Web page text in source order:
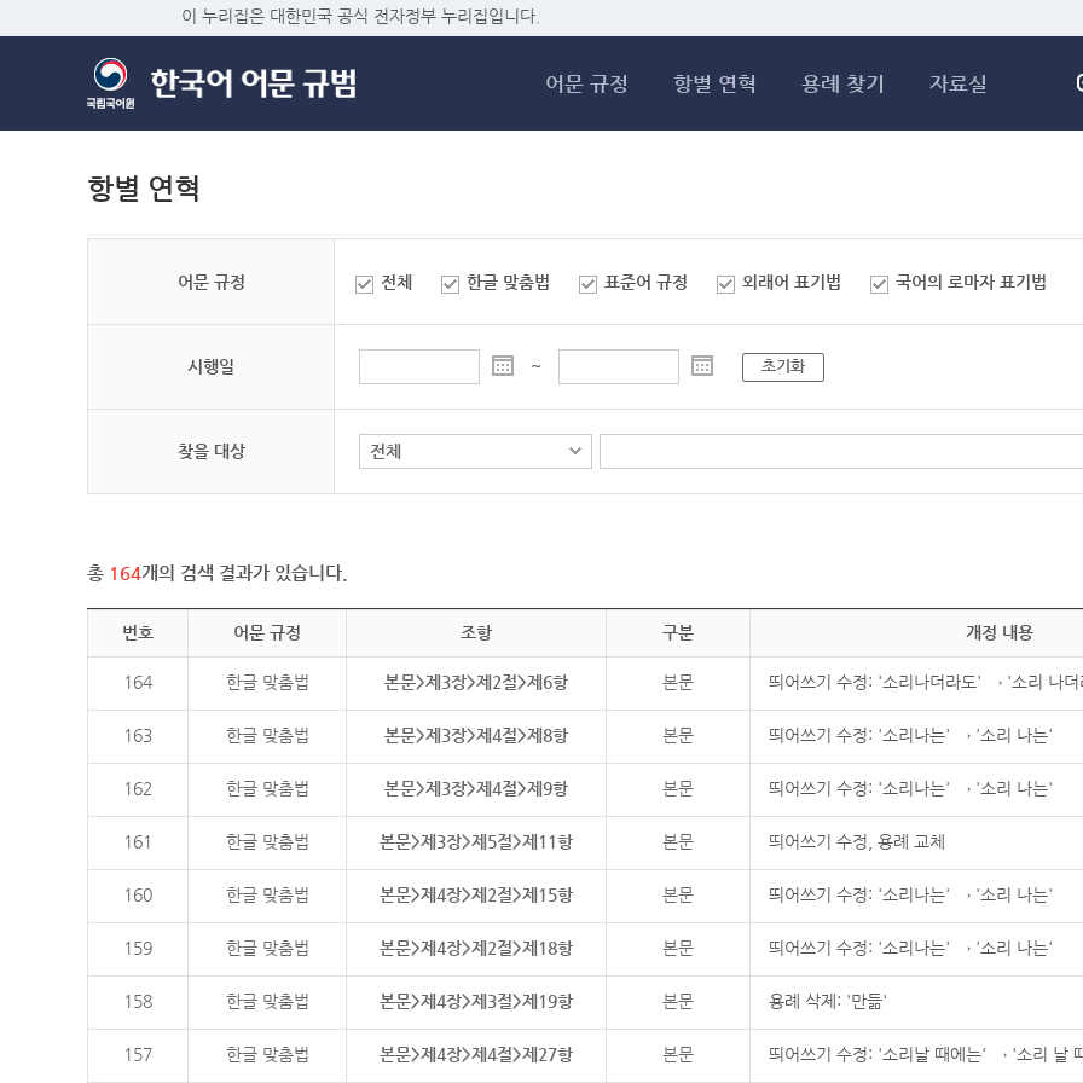
이 누리집은 대한민국 공식 전자정부 누리집입니다.
어문 규정 항별 연혁 용례 찾기 자료실
항별 연혁
어문 규정 전체 한글 맞춤법 표준어 규정 외래어 표기법 국어의 로마자 표기법
시행일 ~ 초기화
찾을 대상
총 164개의 검색 결과가 있습니다.
번호 어문 규정 조항 구분 개정 내용
164 한글 맞춤법 본문>제3장>제2절>제6항 본문 띄어쓰기 수정: '소리나더라도' → '소리 나더
163 한글 맞춤법 본문>제3장>제4절>제8항 본문 띄어쓰기 수정: '소리나는' → '소리 나는'
162 한글 맞춤법 본문>제3장>제4절>제9항 본문 띄어쓰기 수정: '소리나는' → '소리 나는'
161 한글 맞춤법 본문>제3장>제5절>제11항 본문 띄어쓰기 수정, 용례 교체
160 한글 맞춤법 본문>제4장>제2절>제15항 본문 띄어쓰기 수정: '소리나는' → '소리 나는'
159 한글 맞춤법 본문>제4장>제2절>제18항 본문 띄어쓰기 수정: '소리나는' → '소리 나는'
158 한글 맞춤법 본문>제4장>제3절>제19항 본문 용례 삭제: '만듦'
157 한글 맞춤법 본문>제4장>제4절>제27항 본문 띄어쓰기 수정: '소리날 때에는' → '소리 날